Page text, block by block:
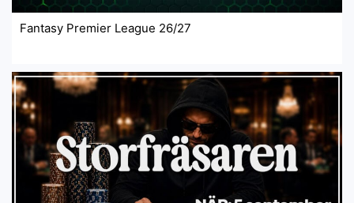
Fantasy Premier League 26/27